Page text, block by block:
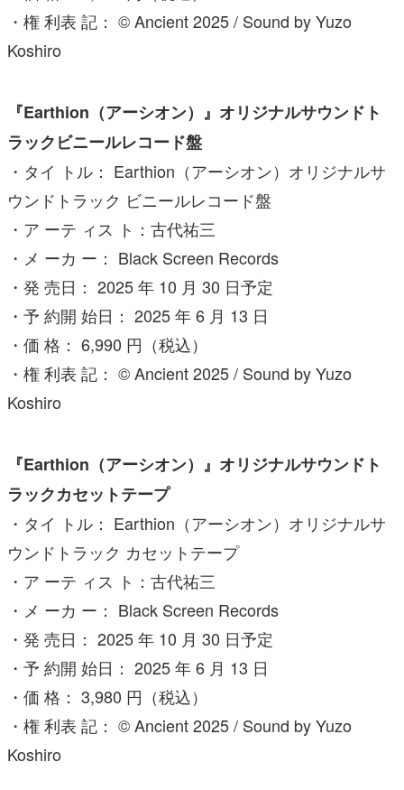
・権 利表 記： © Ancient 2025 / Sound by Yuzo
Koshiro
『Earthion（アーシオン）』オリジナルサウンドト
ラックビニールレコード盤
・タイ トル： Earthion（アーシオン）オリジナルサ
ウンドトラック ビニールレコード盤
・ア ーテ ィス ト：古代祐三
・メ ーカ ー： Black Screen Records
・発 売日： 2025 年 10 月 30 日予定
・予 約開 始日： 2025 年 6 月 13 日
・価 格： 6,990 円（税込）
・権 利表 記： © Ancient 2025 / Sound by Yuzo
Koshiro
『Earthion（アーシオン）』オリジナルサウンドト
ラックカセットテープ
・タイ トル： Earthion（アーシオン）オリジナルサ
ウンドトラック カセットテープ
・ア ーテ ィス ト：古代祐三
・メ ーカ ー： Black Screen Records
・発 売日： 2025 年 10 月 30 日予定
・予 約開 始日： 2025 年 6 月 13 日
・価 格： 3,980 円（税込）
・権 利表 記： © Ancient 2025 / Sound by Yuzo
Koshiro